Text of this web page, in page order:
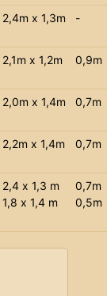
2,4m x 1,3m -
2,1m x 1,2m 0,9m
2,0m x 1,4m 0,7m
2,2m x 1,4m 0,7m
2,4 x 1,3 m
1,8 x 1,4 m
0,7m
0,5m